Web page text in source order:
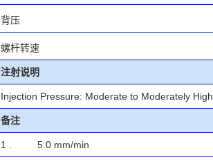
背压
螺杆转速
注射说明
Injection Pressure: Moderate to Moderately High
备注
1 . 5.0 mm/min